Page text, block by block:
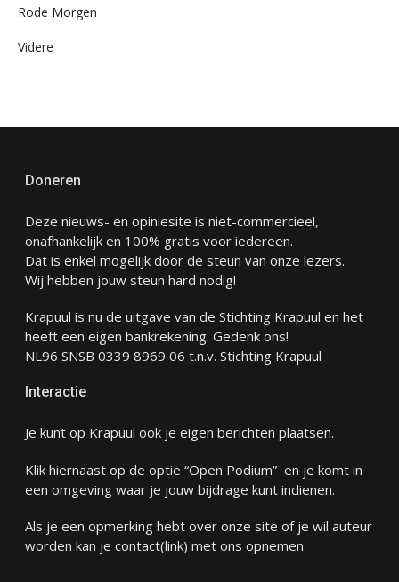
Rode Morgen
Videre
Doneren
Deze nieuws- en opiniesite is niet-commercieel,
onafhankelijk en 100% gratis voor iedereen.
Dat is enkel mogelijk door de steun van onze lezers.
Wij hebben jouw steun hard nodig!
Krapuul is nu de uitgave van de Stichting Krapuul en het
heeft een eigen bankrekening. Gedenk ons!
NL96 SNSB 0339 8969 06 t.n.v. Stichting Krapuul
Interactie
Je kunt op Krapuul ook je eigen berichten plaatsen.
Klik hiernaast op de optie “Open Podium” en je komt in
een omgeving waar je jouw bijdrage kunt indienen.
Als je een opmerking hebt over onze site of je wil auteur
worden kan je contact(link) met ons opnemen